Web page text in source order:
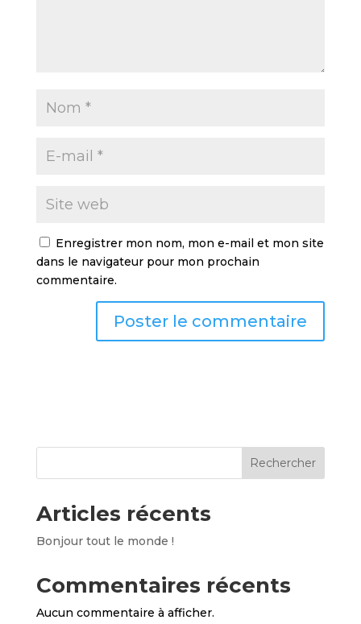
Enregistrer mon nom, mon e-mail et mon site
dans le navigateur pour mon prochain
commentaire.
Rechercher
Articles récents
Bonjour tout le monde !
Commentaires récents
Aucun commentaire à afficher.